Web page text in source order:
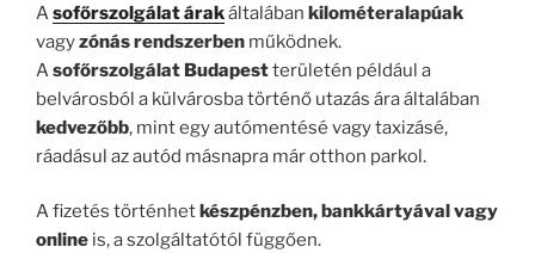
Asofőrszolgálat árakáltalában kilométeralapúak
vagyzónás rendszerben működnek.
Asofőrszolgálat Budapestterületén például a
belvárosból a külvárosba történő utazás ára általában
kedvezőbb, mint egy autómentésé vagy taxizásé,
ráadásul az autód másnapra már otthon parkol.
A fizetés történhet készpénzben, bankkártyával vagy
online is, a szolgáltatótól függően.